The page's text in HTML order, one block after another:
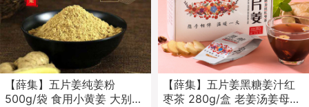
【薛集】五片姜纯姜粉
500g/袋 食用小黄姜 大别山
【薛集】五片姜黑糖姜汁红
枣茶 280g/盒 老姜汤姜母茶